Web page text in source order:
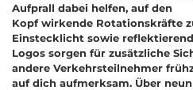
Aufprall dabei helfen, auf den
Kopf wirkende Rotationskräfte
Einstecklicht sowie
Logos sorgen für zusätzliche
andere Verkehrsteilnehmer
auf dich aufmerksam. Über